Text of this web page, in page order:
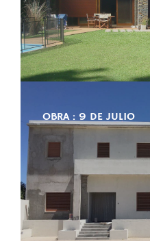
OBRA : 9 DE JULIO